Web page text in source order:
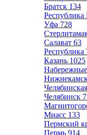
Братск 134
Республика
Уфа 728
Салават 63
Республика
Казань 1025
Челябинск
Миасс 133
Пермский
Пермь 914